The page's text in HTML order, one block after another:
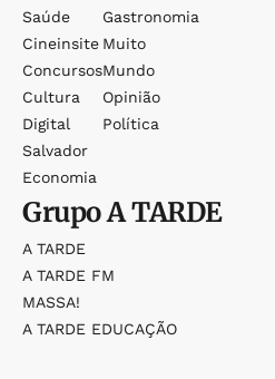
Saúde
Cineinsite
Concursos
Cultura
Digital
Salvador
Economia
Gastronomia
Muito
Mundo
Opinião
Política
GrupoA TARDE
A TARDE
A TARDE FM
MASSA!
A TARDE EDUCAÇÃO